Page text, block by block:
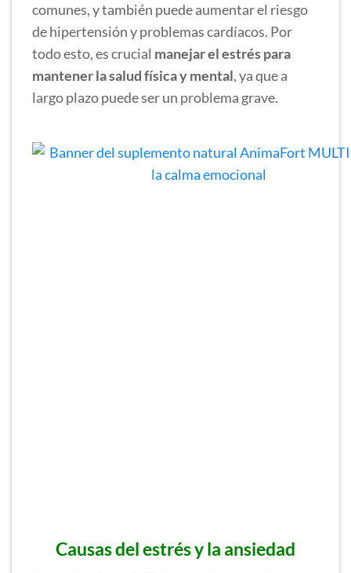
comunes, y también puede aumentar el riesgo
de hipertensión y problemas cardíacos. Por
todo esto, es crucial manejar el estrés para
mantener la salud física y mental, ya que a
largo plazo puede ser un problema grave.
Causas del estrés y la ansiedad